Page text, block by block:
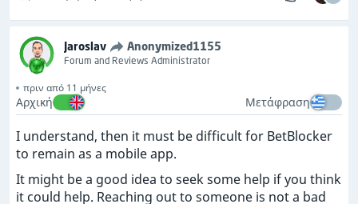
Jaroslav Anonymized1155
Forum and Reviews Administrator
πριν από 11 μήνες
Αρχική Μετάφραση
I understand, then it must be difficult for BetBlocker
to remain as a mobile app.
It might be a good idea to seek some help if you think
it could help. Reaching out to someone is not a bad